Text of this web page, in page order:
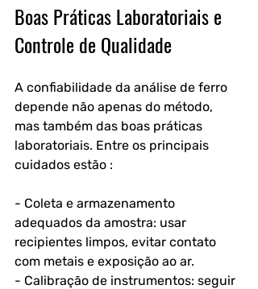
Boas Práticas Laboratoriais e
Controle de Qualidade
A confiabilidade da análise de ferro
depende não apenas do método,
mas também das boas práticas
laboratoriais. Entre os principais
cuidados estão :
- Coleta e armazenamento
adequados da amostra: usar
recipientes limpos, evitar contato
com metais e exposição ao ar.
- Calibração de instrumentos: seguir